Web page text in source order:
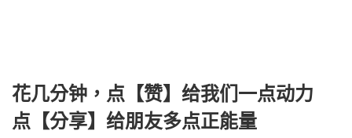
花几分钟，点【赞】给我们一点动力
点【分享】给朋友多点正能量